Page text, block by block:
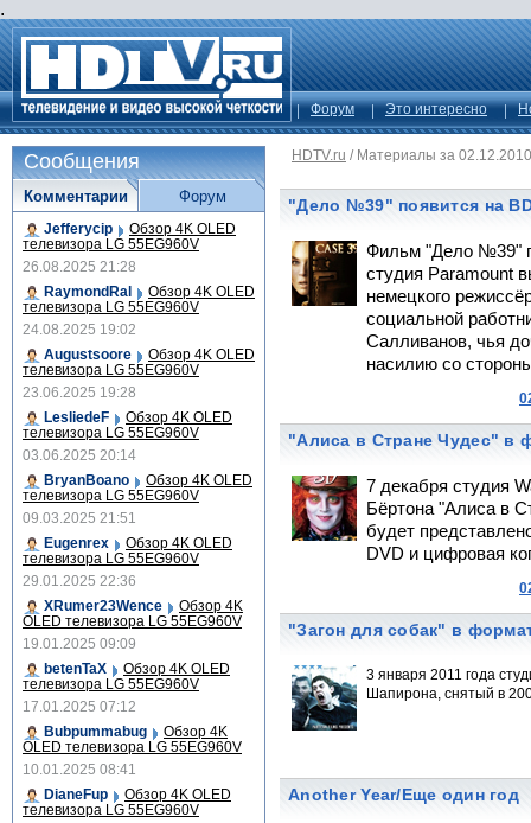
.
Форум Это интересно
HDTV.ru / Материалы за 02.12.2010
"Дело №39" появится на
Фильм "Дело №39"
студия Paramount
немецкого
социальной
Салливанов, чья
насилию со
"Алиса в Стране Чудес" в
7 декабря студия
Бёртона "Алиса в
будет
DVD и цифровая
"Загон для собак" в
3 января 2011 года
Шапирона, снятый в
Another Year/Еще один год
Сообщения
Комментарии
Jefferycip Обзор 4K OLED
телевизора LG 55EG960V
26.08.2025 21:28
RaymondRal
Обзор 4K OLED
телевизора LG 55EG960V
24.08.2025 19:02
Augustsoore
Обзор 4K OLED
телевизора LG 55EG960V
23.06.2025 19:28
LesliedeF
Обзор 4K OLED
телевизора LG 55EG960V
03.06.2025 20:14
BryanBoano
Обзор 4K OLED
телевизора LG 55EG960V
09.03.2025 21:51
Eugenrex
Обзор 4K OLED
телевизора LG 55EG960V
29.01.2025 22:36
XRumer23Wence
Обзор 4K
OLED телевизора LG 55EG960V
19.01.2025 09:09
betenTaX
Обзор 4K OLED
телевизора LG 55EG960V
17.01.2025 07:12
Bubpummabug
Обзор 4K
OLED телевизора LG 55EG960V
10.01.2025 08:41
DianeFup
Обзор 4K OLED
телевизора LG 55EG960V
Форум